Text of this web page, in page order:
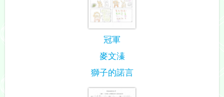
冠軍
麥文溱
獅子的諾言